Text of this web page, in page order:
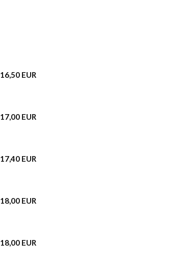
16,50 EUR
17,00 EUR
17,40 EUR
18,00 EUR
18,00 EUR